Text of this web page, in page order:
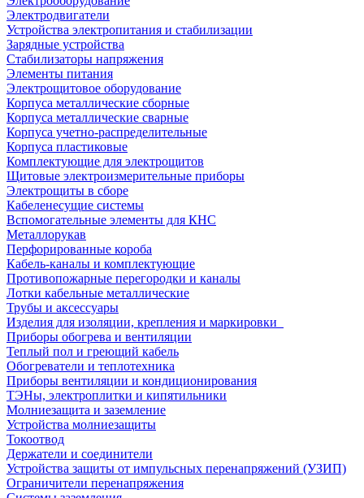
Электродвигатели
Устройства электропитания и стабилизации
Зарядные устройства
Стабилизаторы напряжения
Элементы питания
Электрощитовое оборудование
Корпуса металлические сборные
Корпуса металлические сварные
Корпуса учетно-распределительные
Корпуса пластиковые
Комплектующие для электрощитов
Щитовые электроизмерительные приборы
Электрощиты в сборе
Кабеленесущие системы
Вспомогательные элементы для КНС
Металлорукав
Перфорированные короба
Кабель-каналы и комплектующие
Противопожарные перегородки и каналы
Лотки кабельные металлические
Трубы и аксессуары
Изделия для изоляции, крепления и маркировки
Приборы обогрева и вентиляции
Теплый пол и греющий кабель
Обогреватели и теплотехника
Приборы вентиляции и кондиционирования
ТЭНы, электроплитки и кипятильники
Молниезащита и заземление
Устройства молниезащиты
Токоотвод
Держатели и соединители
Устройства защиты от импульсных перенапряжений (УЗИП)
Ограничители перенапряжения